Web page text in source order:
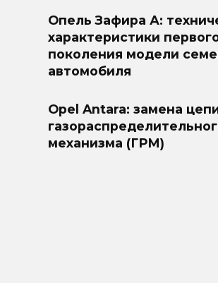
Опель Зафира А:
характеристики
поколения модели
автомобиля
Opel Antara: замена
механизма (ГРМ)